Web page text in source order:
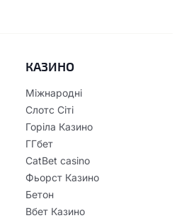
КАЗИНО
Міжнародні
Слотс Сіті
Горіла Казино
ГГбет
CatBet casino
Фьорст Казино
Бетон
Вбет Казино